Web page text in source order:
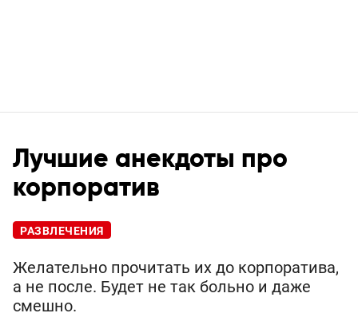
Лучшие анекдоты про
корпоратив
РАЗВЛЕЧЕНИЯ
Желательно прочитать их до корпоратива,
а не после. Будет не так больно и даже
смешно.